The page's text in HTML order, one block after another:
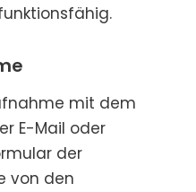
mit dem
E-Mail oder
der
von den